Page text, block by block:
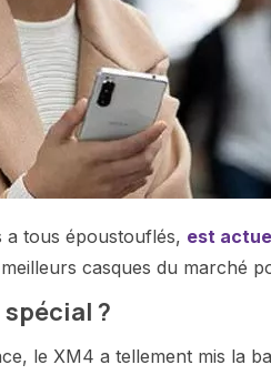
a tous époustouflés, est
casques du marché
?
le XM4 a tellement mis la